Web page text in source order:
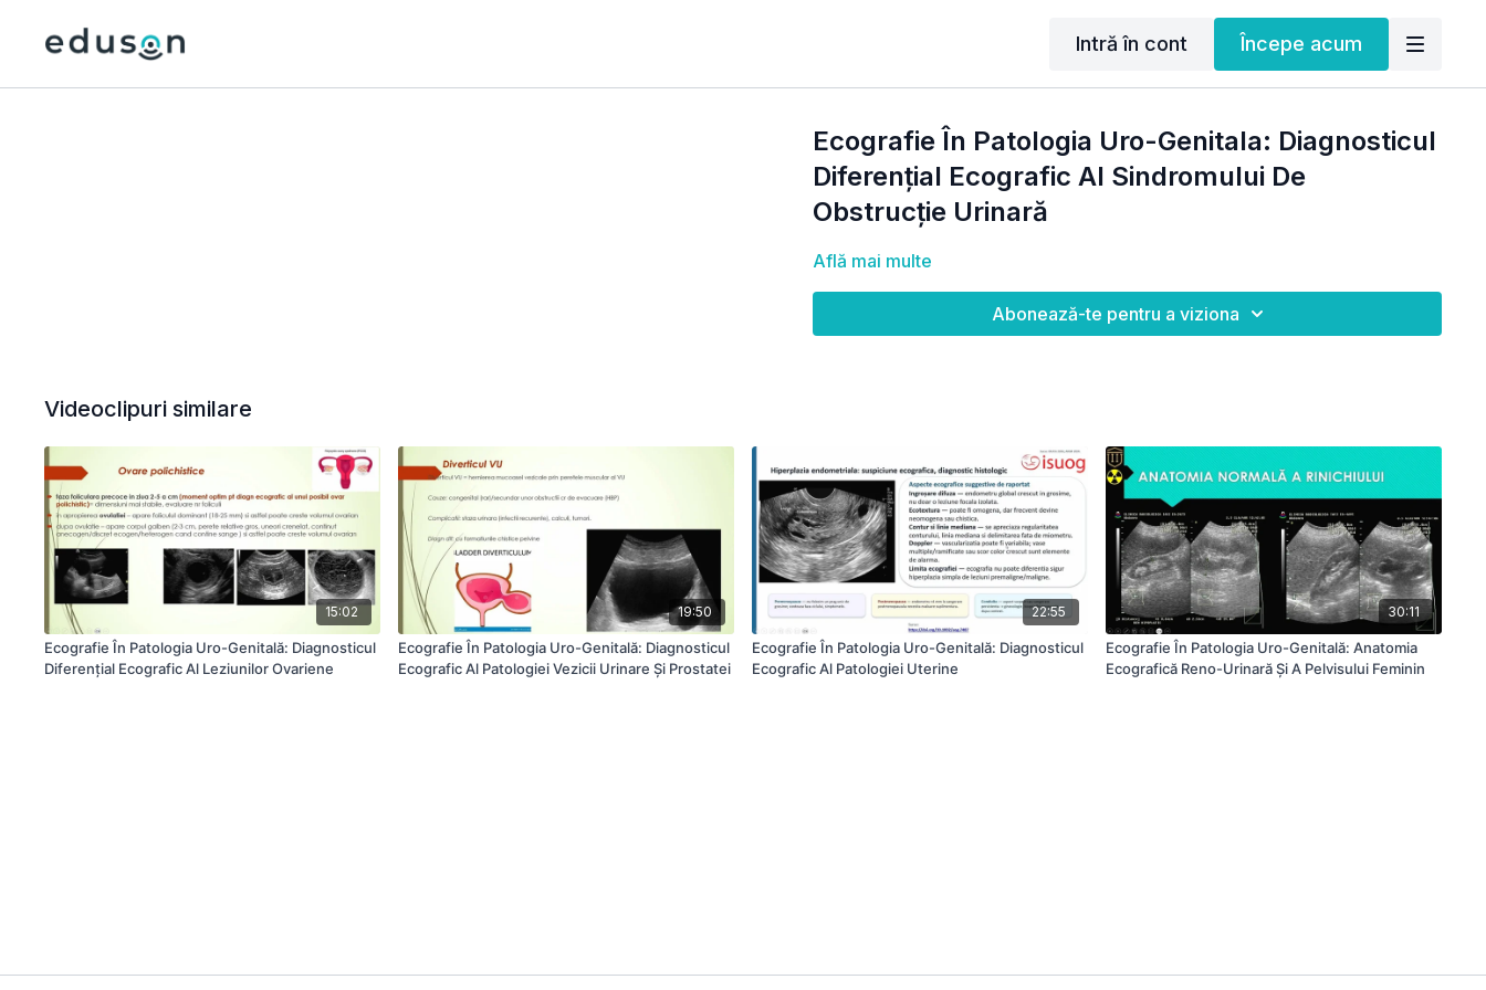
Intră în cont Începe acum
Ecografie În Patologia Uro-Genitala: Diagnosticul
Diferențial Ecografic Al Sindromului De
Obstrucție Urinară
Află mai multe
Abonează-te pentru a viziona
Videoclipuri similare
15:02
Ecografie În Patologia Uro-Genitală: Diagnosticul
Diferențial Ecografic Al Leziunilor Ovariene
19:50
Ecografie În Patologia Uro-Genitală: Diagnosticul
Ecografic Al Patologiei Vezicii Urinare Și Prostatei
22:55
Ecografie În Patologia Uro-Genitală: Diagnosticul
Ecografic Al Patologiei Uterine
30:11
Ecografie În Patologia Uro-Genitală: Anatomia
Ecografică Reno-Urinară Și A Pelvisului Feminin